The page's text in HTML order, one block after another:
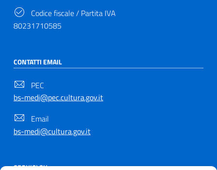
Codice fiscale / Partita IVA
80231710585
CONTATTI EMAIL
PEC
bs-medi@pec.cultura.gov.it
Email
bs-medi@cultura.gov.it
SEGUICI SU